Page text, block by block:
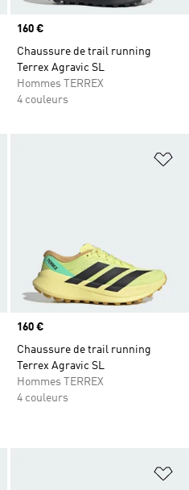
Prix
160 €
Chaussure de trail running
Terrex Agravic SL
Hommes TERREX
4 couleurs
Ajouter à la Liste de produits
Prix
160 €
Chaussure de trail running
Terrex Agravic SL
Hommes TERREX
4 couleurs
Ajouter à la Liste de produits